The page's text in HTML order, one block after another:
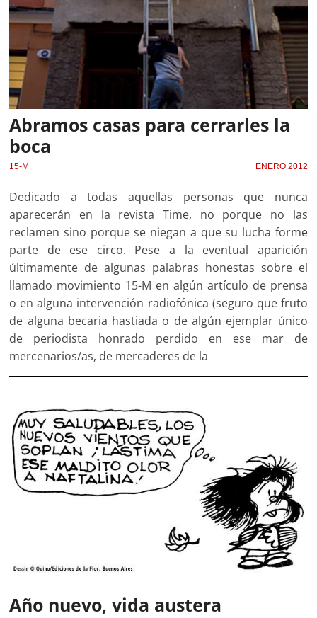
Abramos casas para cerrarles la
boca
15-M ENERO 2012
Dedicado a todas aquellas personas que nunca
aparecerán en la revista Time, no porque no las
reclamen sino porque se niegan a que su lucha forme
parte de ese circo. Pese a la eventual aparición
últimamente de algunas palabras honestas sobre el
llamado movimiento 15-M en algún artículo de prensa
o en alguna intervención radiofónica (seguro que fruto
de alguna becaria hastiada o de algún ejemplar único
de periodista honrado perdido en ese mar de
mercenarios/as, de mercaderes de la
Año nuevo, vida austera